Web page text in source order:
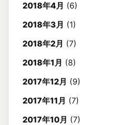
2018年4月 (6)
2018年3月 (1)
2018年2月 (7)
2018年1月 (8)
2017年12月 (9)
2017年11月 (7)
2017年10月 (7)